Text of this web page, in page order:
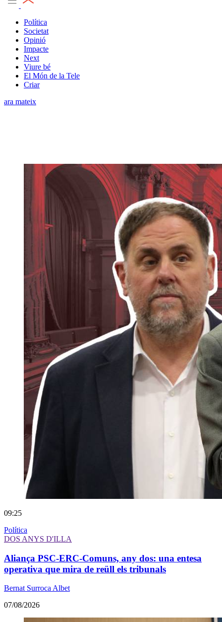
Política
Societat
Opinió
Impacte
Next
Viure bé
El Món de la Tele
Criar
ara mateix
09:25
Política
DOS ANYS D'ILLA
Aliança PSC-ERC-Comuns, any dos: una entesa
operativa que mira de reüll els tribunals
Bernat Surroca Albet
07/08/2026